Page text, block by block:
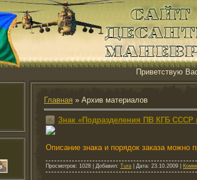
Приветствую
Главная » Архив материалов
Знак «Подразделения ПВ КГБ СССР
Описание знака и порядок заказа можно
Просмотров: 1028 Добавил: Tura Дата: 23.10.2009